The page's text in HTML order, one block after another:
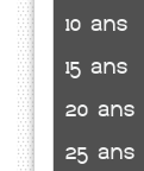
10 ans
15 ans
20 ans
25 ans